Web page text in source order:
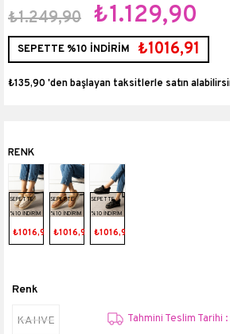
₺1.249,90 ₺1.129,90
SEPETTE %10 İNDİRİM ₺1016,91
₺135,90'den başlayan taksitlerle
SEPETTE
%10 İNDİRİM
₺1016,91
SEPETTE
%10 İNDİRİM
₺1016,91
SEPETTE
%10 İNDİRİM
₺1016,91
Renk
KAHVE Tahmini Teslim Tarihi